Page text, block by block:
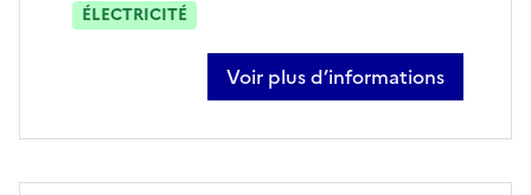
ÉLECTRICITÉ
Voir plus d’informations
sur benoît larcher